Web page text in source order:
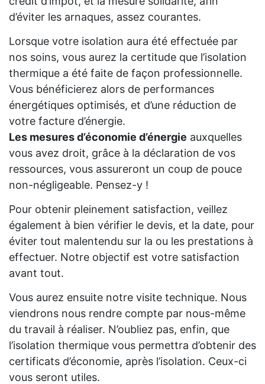
d’éviter les arnaques, assez courantes.
Lorsque votre isolation aura été effectuée par
nos soins, vous aurez la certitude que l’isolation
thermique a été faite de façon professionnelle.
Vous bénéficierez alors de performances
énergétiques optimisés, et d’une réduction de
votre facture d’énergie.
Les mesures d’économie d’énergie auxquelles
vous avez droit, grâce à la déclaration de vos
ressources, vous assureront un coup de pouce
non-négligeable. Pensez-y !
Pour obtenir pleinement satisfaction, veillez
également à bien vérifier le devis, et la date, pour
éviter tout malentendu sur la ou les prestations à
effectuer. Notre objectif est votre satisfaction
avant tout.
Vous aurez ensuite notre visite technique. Nous
viendrons nous rendre compte par nous-même
du travail à réaliser. N’oubliez pas, enfin, que
l’isolation thermique vous permettra d’obtenir des
certificats d’économie, après l’isolation. Ceux-ci
vous seront utiles.